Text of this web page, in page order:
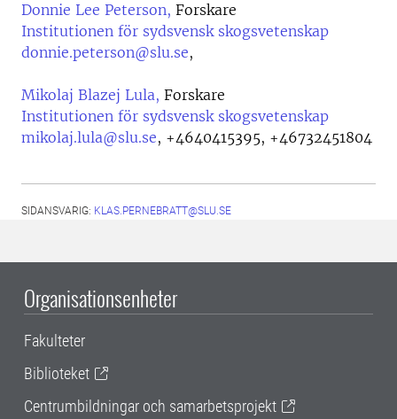
Donnie Lee Peterson, Forskare
Institutionen för sydsvensk skogsvetenskap
donnie.peterson@slu.se,
Mikolaj Blazej Lula, Forskare
Institutionen för sydsvensk skogsvetenskap
mikolaj.lula@slu.se, +4640415395, +46732451804
SIDANSVARIG: KLAS.PERNEBRATT@SLU.SE
Organisationsenheter
Fakulteter
Biblioteket
Centrumbildningar och samarbetsprojekt